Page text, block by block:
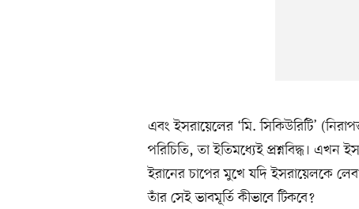
এবং ইসরায়েলের ‘মি. সিকিউরিটি’
পরিচিতি, তা ইতিমধ্যেই প্রশ্নবিদ্ধ। এখন
ইরানের চাপের মুখে যদি ইসরায়েলকে
তাঁর সেই ভাবমূর্তি কীভাবে টিকবে?